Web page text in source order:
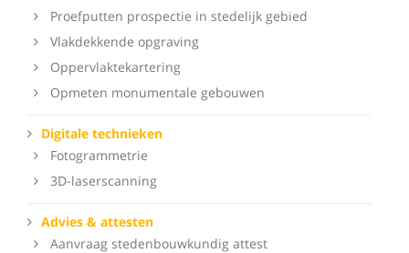
Proefputten prospectie in stedelijk gebied
Vlakdekkende opgraving
Oppervlaktekartering
Opmeten monumentale gebouwen
Digitale technieken
Fotogrammetrie
3D-laserscanning
Advies & attesten
Aanvraag stedenbouwkundig attest